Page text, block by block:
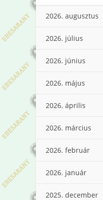
2026. augusztus
2026. július
2026. június
2026. május
2026. április
2026. március
2026. február
2026. január
2025. december